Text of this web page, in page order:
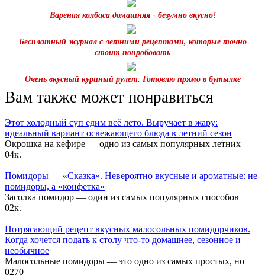
Вареная колбаса домашняя - безумно вкусно!
Бесплатный журнал с летними рецептами, которые точно
стоит попробовать
Очень вкусный куриный рулет. Готовлю прямо в бутылке
Вам также может понравиться
Этот холодный суп едим всё лето. Выручает в жару:
идеальный вариант освежающего блюда в летний сезон
Окрошка на кефире — одно из самых популярных летних
04к.
Помидоры — «Сказка». Невероятно вкусные и ароматные: не
помидоры, а «конфетка»
Засолка помидор — один из самых популярных способов
02к.
Потрясающий рецепт вкусных малосольных помидорчиков.
Когда хочется подать к столу что-то домашнее, сезонное и
необычное
Малосольные помидоры — это одно из самых простых, но
0270